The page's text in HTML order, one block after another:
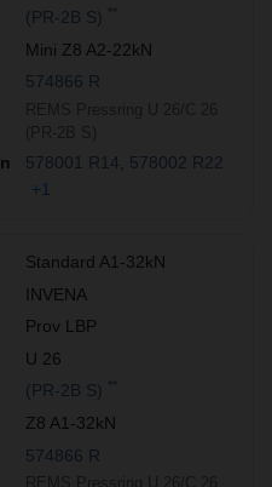
(PR-2B S)
Mini Z8 A2-22kN
574866 R
578001 R14
578002 R22
+1
Standard A1-32kN
INVENA
Prov LBP
U 26
(PR-2B S)
Z8 A1-32kN
574866 R